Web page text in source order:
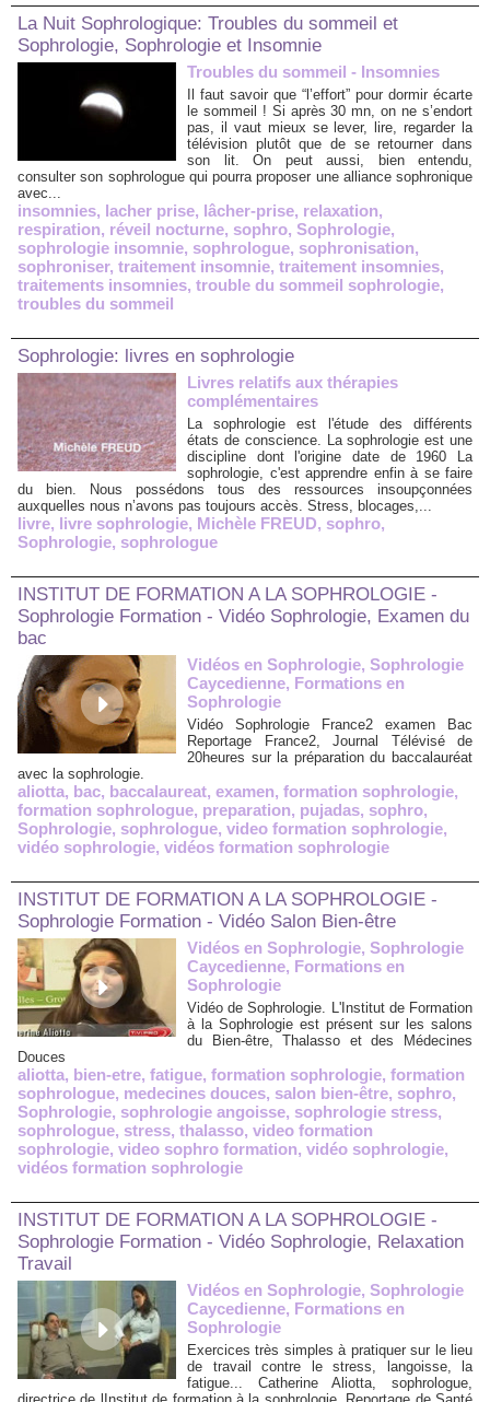
La Nuit Sophrologique: Troubles du sommeil et
Sophrologie, Sophrologie et Insomnie
Troubles du sommeil - Insomnies
Il faut savoir que “l’effort” pour dormir écarte
le sommeil ! Si après 30 mn, on ne s’endort
pas, il vaut mieux se lever, lire, regarder la
télévision plutôt que de se retourner dans
son lit. On peut aussi, bien entendu,
consulter son sophrologue qui pourra proposer une alliance sophronique
avec...
insomnies, lacher prise, lâcher-prise, relaxation,
respiration, réveil nocturne, sophro, Sophrologie,
sophrologie insomnie, sophrologue, sophronisation,
sophroniser, traitement insomnie, traitement insomnies,
traitements insomnies, trouble du sommeil sophrologie,
troubles du sommeil
Sophrologie: livres en sophrologie
Livres relatifs aux thérapies
complémentaires
La sophrologie est l'étude des différents
états de conscience. La sophrologie est une
discipline dont l'origine date de 1960 La
sophrologie, c'est apprendre enfin à se faire
du bien. Nous possédons tous des ressources insoupçonnées
auxquelles nous n’avons pas toujours accès. Stress, blocages,...
livre, livre sophrologie, Michèle FREUD, sophro,
Sophrologie, sophrologue
INSTITUT DE FORMATION A LA SOPHROLOGIE -
Sophrologie Formation - Vidéo Sophrologie, Examen du
bac
Vidéos en Sophrologie, Sophrologie
Caycedienne, Formations en
Sophrologie
Vidéo Sophrologie France2 examen Bac
Reportage France2, Journal Télévisé de
20heures sur la préparation du baccalauréat
avec la sophrologie.
aliotta, bac, baccalaureat, examen, formation sophrologie,
formation sophrologue, preparation, pujadas, sophro,
Sophrologie, sophrologue, video formation sophrologie,
vidéo sophrologie, vidéos formation sophrologie
INSTITUT DE FORMATION A LA SOPHROLOGIE -
Sophrologie Formation - Vidéo Salon Bien-être
Vidéos en Sophrologie, Sophrologie
Caycedienne, Formations en
Sophrologie
Vidéo de Sophrologie. L'Institut de Formation
à la Sophrologie est présent sur les salons
du Bien-être, Thalasso et des Médecines
Douces
aliotta, bien-etre, fatigue, formation sophrologie, formation
sophrologue, medecines douces, salon bien-être, sophro,
Sophrologie, sophrologie angoisse, sophrologie stress,
sophrologue, stress, thalasso, video formation
sophrologie, video sophro formation, vidéo sophrologie,
vidéos formation sophrologie
INSTITUT DE FORMATION A LA SOPHROLOGIE -
Sophrologie Formation - Vidéo Sophrologie, Relaxation
Travail
Vidéos en Sophrologie, Sophrologie
Caycedienne, Formations en
Sophrologie
Exercices très simples à pratiquer sur le lieu
de travail contre le stress, langoisse, la
fatigue... Catherine Aliotta, sophrologue,